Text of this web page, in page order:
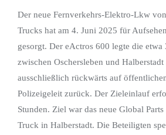
Der neue Fernverkehrs-Elektro-Lkw
Trucks hat am 4. Juni 2025 für
gesorgt. Der eActros 600 legte die
zwischen Oschersleben und
ausschließlich rückwärts auf
Polizeigeleit zurück. Der Zieleinlauf
Stunden. Ziel war das neue Global
Truck in Halberstadt. Die Beteiligten